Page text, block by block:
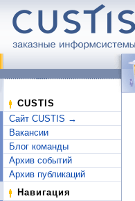
CUSTIS
Сайт CUSTIS →
Вакансии
Блог команды
Архив событий
Архив публикаций
Навигация